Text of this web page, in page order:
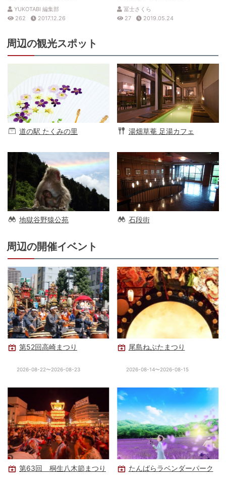
YUKOTABI 編集部
262
2017.12.26
冨士さくら
27
2019.05.24
周辺の観光スポット
道の駅 たくみの里 湯畑草菴 足湯カフェ
地獄谷野猿公苑 石段街
周辺の開催イベント
第52回高崎まつり
2026-08-22〜2026-08-23
尾島ねぷたまつり
2026-08-14〜2026-08-15
第63回 桐生八木節まつり たんばらラベンダーパーク